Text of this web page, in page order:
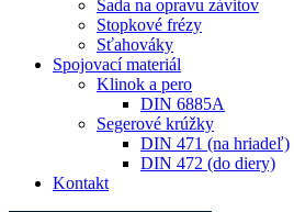
Sada na opravu závitov
Stopkové frézy
Sťahováky
Spojovací materiál
Klinok a pero
DIN 6885A
Segerové krúžky
DIN 471 (na hriadeľ)
DIN 472 (do diery)
Kontakt